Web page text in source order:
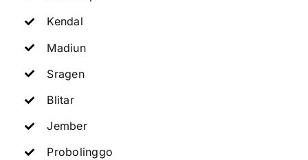
Kendal
Madiun
Sragen
Blitar
Jember
Probolinggo